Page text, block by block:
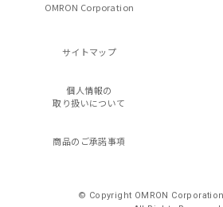
OMRON Corporation
サイトマップ
個人情報の
取り扱いについて
商品のご承諾事項
© Copyright OMRON